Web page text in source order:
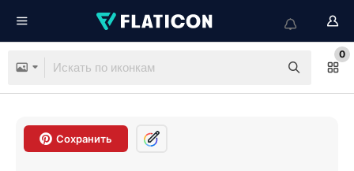
0
Сохранить